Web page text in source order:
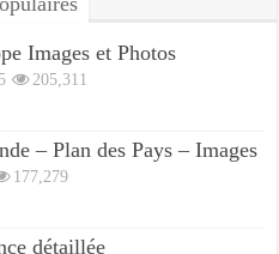
Images et Photos
205,311
– Plan des Pays – Images
177,279
détaillée